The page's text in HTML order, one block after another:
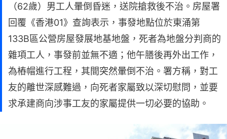
（62歲）男工人暈倒昏迷，送院搶救後不治。房屋署
回覆《香港01》查詢表示，事發地點位於東涌第
133B區公營房屋發展地基地盤，死者為地盤分判商的
雜項工人，事發前並無不適；他午膳後再外出工作，
為樁帽進行工程，其間突然暈倒不治。署方稱，對工
友的離世深感難過，向死者家屬致以深切慰問，並要
求承建商向涉事工友的家屬提供一切必要的協助。